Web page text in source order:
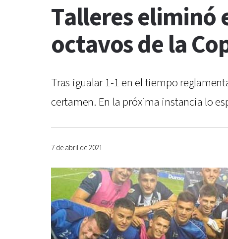
Talleres eliminó
octavos de la
Tras igualar 1-1 en el tiempo
certamen. En la próxima instancia lo
7 de abril de 2021